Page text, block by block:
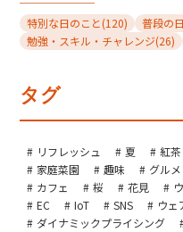
特別な日のこと(120) 普段の
勉強・スキル・チャレンジ(26)
タグ
リフレッシュ 夏 紅茶
家庭菜園
趣味 グルメ
カフェ
桜 花見
EC
IoT SNS ウェ
ダイナミックプライシング